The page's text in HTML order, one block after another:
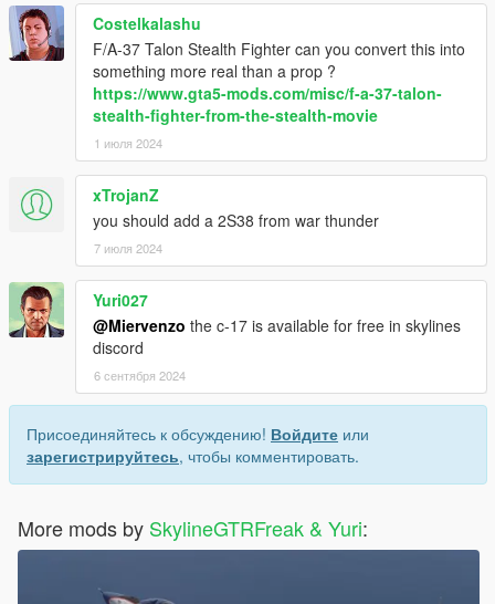
Costelkalashu
F/A-37 Talon Stealth Fighter can you convert this into
something more real than a prop ?
https://www.gta5-mods.com/misc/f-a-37-talon-
stealth-fighter-from-the-stealth-movie
1 июля 2024
xTrojanZ
you should add a 2S38 from war thunder
7 июля 2024
Yuri027
@Miervenzo the c-17 is available for free in skylines
discord
6 сентября 2024
Присоединяйтесь к обсуждению! Войдите или
зарегистрируйтесь, чтобы комментировать.
More mods by SkylineGTRFreak & Yuri: